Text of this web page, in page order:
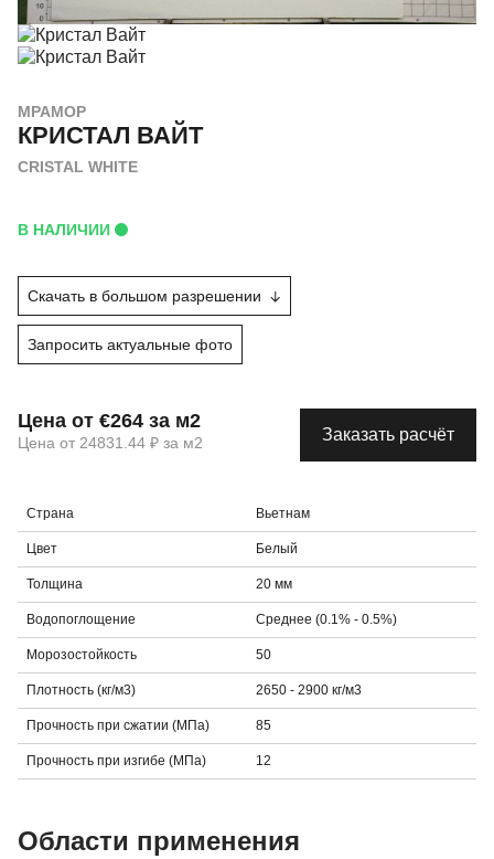
МРАМОР
КРИСТАЛ ВАЙТ
CRISTAL WHITE
В НАЛИЧИИ
Скачать в большом разрешении
Запросить актуальные фото
Цена от €264 за м2
Цена от 24831.44 ₽ за м2 Заказать расчёт
Страна Вьетнам
Цвет Белый
Толщина 20 мм
Водопоглощение Среднее (0.1% - 0.5%)
Морозостойкость 50
Плотность (кг/м3) 2650 - 2900 кг/м3
Прочность при сжатии (МПа) 85
Прочность при изгибе (МПа) 12
Области применения